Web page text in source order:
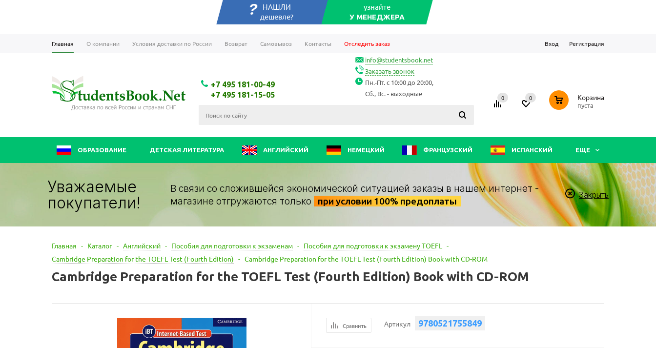
НАШЛИ
дешевле?
узнайте
У МЕНЕДЖЕРА
Главная О компании Условия доставки по России Возврат Самовывоз Контакты Отследить заказ Вход Регистрация
+7 495 181-00-49
+7 495 181-15-05
info@studentsbook.net
Заказать звонок
Пн.-Пт. с 10:00 до 20:00,
Сб., Вс. - выходные
0 0 0 Корзина
пуста
ОБРАЗОВАНИЕ ДЕТСКАЯ ЛИТЕРАТУРА АНГЛИЙСКИЙ НЕМЕЦКИЙ ФРАНЦУЗСКИЙ ИСПАНСКИЙ ЕЩЕ
Уважаемые
покупатели!
В связи со сложившейся экономической ситуацией заказы в нашем интернет -
магазине отгружаются только
при условии 100% предоплаты
Закрыть
Главная - Каталог - Английский - Пособия для подготовки к экзаменам - Пособия для подготовки к экзамену TOEFL
-
Cambridge Preparation for the TOEFL Test (Fourth Edition) - Cambridge Preparation for the TOEFL Test (Fourth Edition) Book with CD-ROM
Cambridge Preparation for the TOEFL Test (Fourth Edition) Book with CD-ROM
Сравнить Артикул 9780521755849